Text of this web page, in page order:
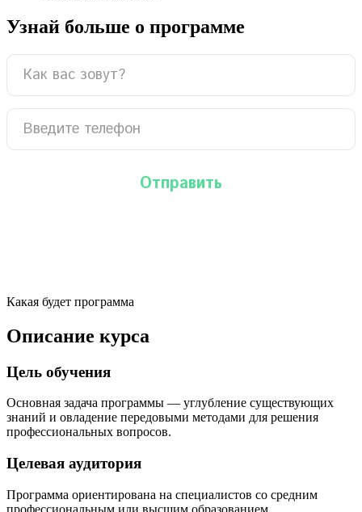
Узнай больше о программе
Какая будет программа
Описание курса
Цель обучения
Основная задача программы — углубление существующих
знаний и овладение передовыми методами для решения
профессиональных вопросов.
Целевая аудитория
Программа ориентирована на специалистов со средним
профессиональным или высшим образованием.